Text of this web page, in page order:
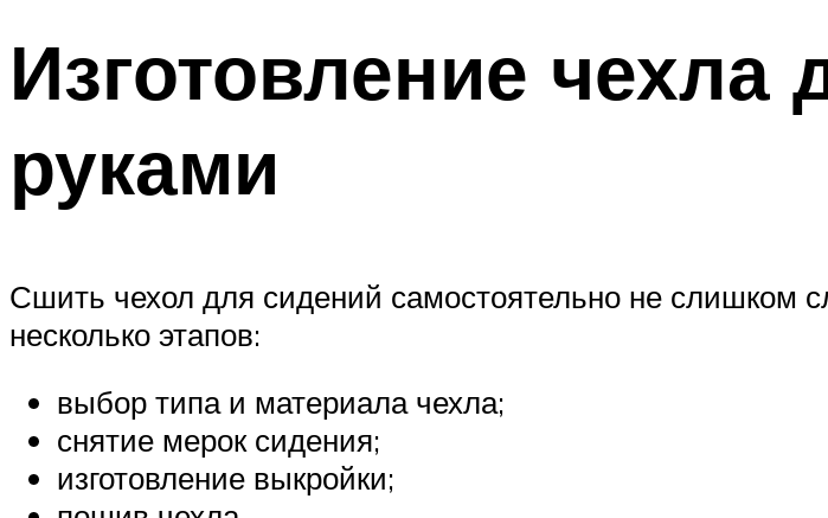
Изготовление чехла
руками
Сшить чехол для сидений самостоятельно не слишком
несколько этапов:
выбор типа и материала чехла;
снятие мерок сидения;
изготовление выкройки;